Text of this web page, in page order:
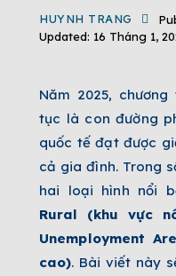
HUYNH TRANG
Updated: 16 Tháng 1,
Năm 2025,
tục là con đường
quốc tế đạt được
cả gia đình. Trong
hai loại hình nổi
Rural (khu vực
Unemployment
cao). Bài viết này